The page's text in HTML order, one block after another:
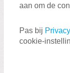
aan om de
Pas bij
cookie-